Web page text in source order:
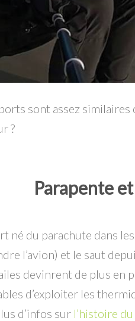
sont assez
?
Parapente
né du parachute dans
l’avion) et le saut
devinrent de plus
d’exploiter les
d’infos sur l’histoire